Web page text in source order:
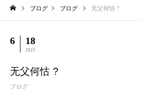
ブログ ブログ 无父何怙 ?
6 18
2023
无父何怙 ?
ブログ